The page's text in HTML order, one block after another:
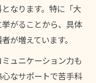
なります。特に「大
がることから、具体
が増えています。
ュニケーション力も
なサポートで苦手科